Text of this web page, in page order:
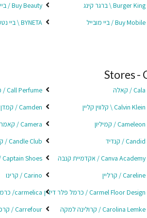
Burger King \ ברגר קינג Buy Beauty / ביי ביוטי
Buy Mobile / ביי מובייל
BYNETA \ ביי נטע
Stores -
Cala / קאלה Call Perfume / כל פרפיום
Calvin Klein \ קלווין קליין
Camden / קמדן שוז
Cameleon / קמיליון
Camera / קאמרה
Candid / קנדיד
Candle Club / קנדל קלאב
Canva Academy / אקדמיית קנבה
Captain Shoes / קפטן שוז
Careline / קרליין
Carino / קרינו
Carmel Floor Design / כרמל פלר דיזיין
carmelica/ כרמליקה
Carolina Lemke / קרולינה למקה
Carrefour / קרפור